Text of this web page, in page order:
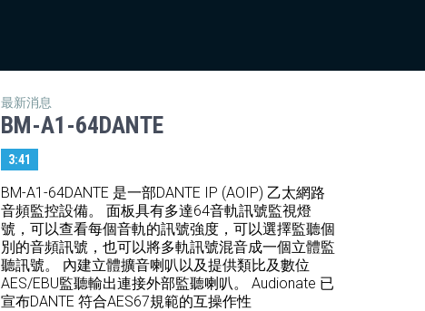
最新消息
BM-A1-64DANTE
3:41
BM-A1-64DANTE 是一部DANTE IP (AOIP) 乙太網路
音頻監控設備。 面板具有多達64音軌訊號監視燈
號，可以查看每個音軌的訊號強度，可以選擇監聽個
別的音頻訊號，也可以將多軌訊號混音成一個立體監
聽訊號。 內建立體擴音喇叭以及提供類比及數位
AES/EBU監聽輸出連接外部監聽喇叭。 Audionate 已
宣布DANTE 符合AES67規範的互操作性